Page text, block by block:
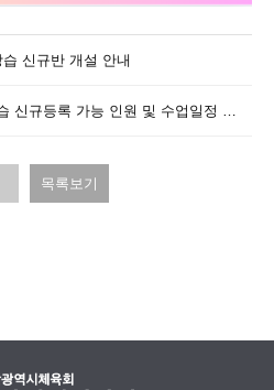
신규반 개설 안내
목록보기